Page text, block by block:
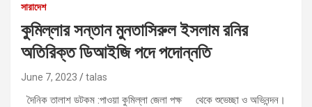
সারাদেশ
কুমিল্লার সন্তান মুনতাসিরুল ইসলাম রনির
অতিরিক্ত ডিআইজি পদে পদোন্নতি
June 7, 2023 talas
দৈনিক তালাশ ডটকম :পাওয়া কুমিল্লা জেলা পক্ষ থেকে শুভেচ্ছা ও অভিনন্দন।